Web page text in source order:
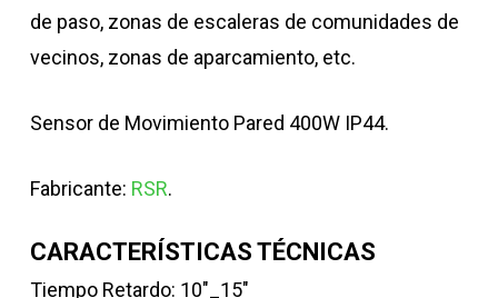
de paso, zonas de escaleras de comunidades de
vecinos, zonas de aparcamiento, etc.
Sensor de Movimiento Pared 400W IP44.
Fabricante: RSR.
CARACTERÍSTICAS TÉCNICAS
Tiempo Retardo: 10″_15″